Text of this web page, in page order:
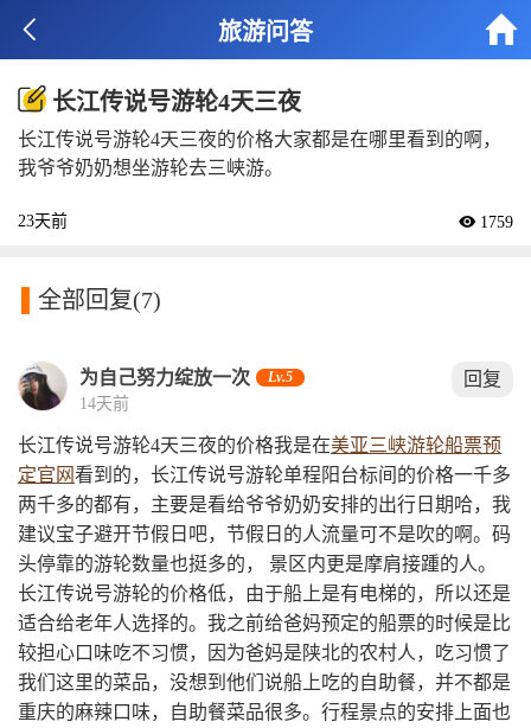
 旅游问答 
长江传说号游轮4天三夜
长江传说号游轮4天三夜的价格大家都是在哪里看到的啊，
我爷爷奶奶想坐游轮去三峡游。
23天前  1759
全部回复(7)
为自己努力绽放一次 Lv.5
14天前
回复
长江传说号游轮4天三夜的价格我是在美亚三峡游轮船票预
定官网看到的，长江传说号游轮单程阳台标间的价格一千多
两千多的都有，主要是看给爷爷奶奶安排的出行日期哈，我
建议宝子避开节假日吧，节假日的人流量可不是吹的啊。码
头停靠的游轮数量也挺多的， 景区内更是摩肩接踵的人。
长江传说号游轮的价格低，由于船上是有电梯的，所以还是
适合给老年人选择的。我之前给爸妈预定的船票的时候是比
较担心口味吃不习惯，因为爸妈是陕北的农村人，吃习惯了
我们这里的菜品，没想到他们说船上吃的自助餐，并不都是
重庆的麻辣口味，自助餐菜品很多。行程景点的安排上面也